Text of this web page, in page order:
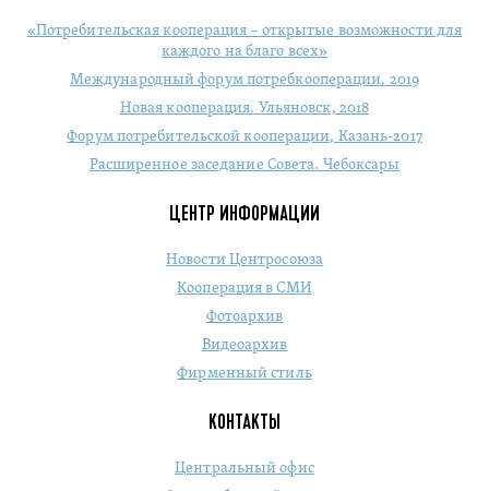
«Потребительская кооперация – открытые возможности для
каждого на благо всех»
Международный форум потребкооперации. 2019
Новая кооперация. Ульяновск, 2018
Форум потребительской кооперации, Казань-2017
Расширенное заседание Совета. Чебоксары
ЦЕНТР ИНФОРМАЦИИ
Новости Центросоюза
Кооперация в СМИ
Фотоархив
Видеоархив
Фирменный стиль
КОНТАКТЫ
Центральный офис